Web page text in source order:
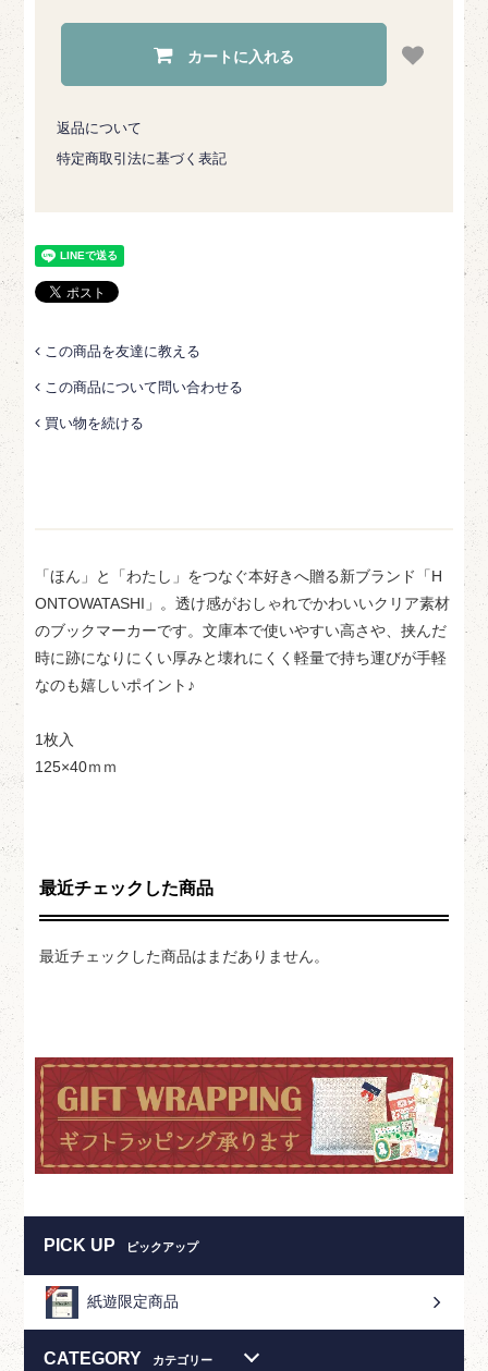
カートに入れる
返品について
特定商取引法に基づく表記
この商品を友達に教える
この商品について問い合わせる
買い物を続ける
「ほん」と「わたし」をつなぐ本好きへ贈る新ブランド「H
ONTOWATASHI」。透け感がおしゃれでかわいいクリア素材
のブックマーカーです。文庫本で使いやすい高さや、挟んだ
時に跡になりにくい厚みと壊れにくく軽量で持ち運びが手軽
なのも嬉しいポイント♪
1枚入
125×40ｍｍ
最近チェックした商品
最近チェックした商品はまだありません。
PICK UP ピックアップ
紙遊限定商品
CATEGORY カテゴリー